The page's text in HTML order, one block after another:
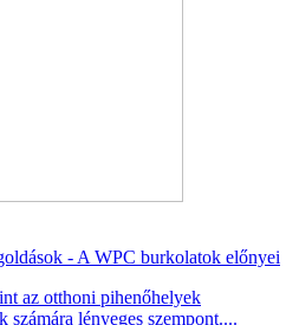
- A WPC burkolatok előnyei
az otthoni pihenőhelyek
lényeges szempont....